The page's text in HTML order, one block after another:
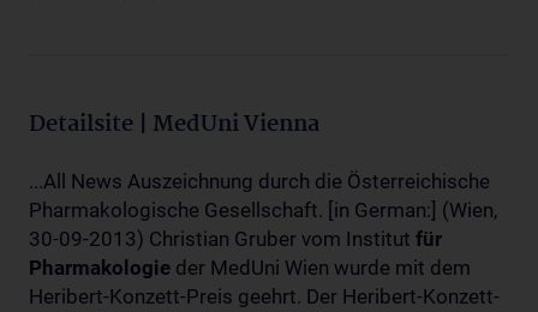
Detailsite | MedUni Vienna
...All News Auszeichnung durch die Österreichische
Pharmakologische Gesellschaft. [in German:] (Wien,
30-09-2013) Christian Gruber vom Institut für
Pharmakologie der MedUni Wien wurde mit dem
Heribert-Konzett-Preis geehrt. Der Heribert-Konzett-